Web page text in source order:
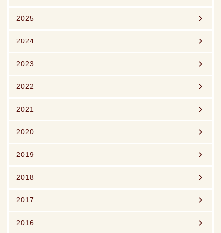
2025
2024
2023
2022
2021
2020
2019
2018
2017
2016